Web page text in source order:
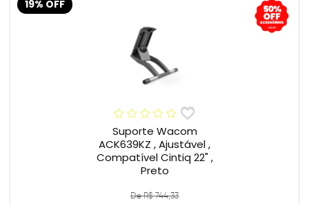
19% OFF
Suporte Wacom
ACK639KZ , Ajustável ,
Compatível Cintiq 22" ,
Preto
De R$ 744,33